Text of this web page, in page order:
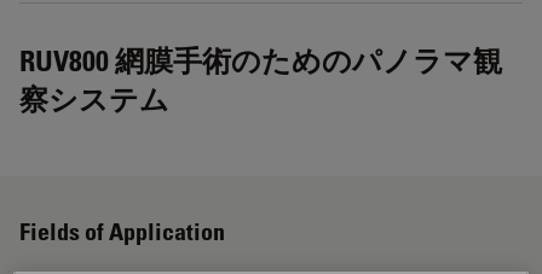
RUV800網膜手術のためのパノラマ観
察システム
Fields of Application